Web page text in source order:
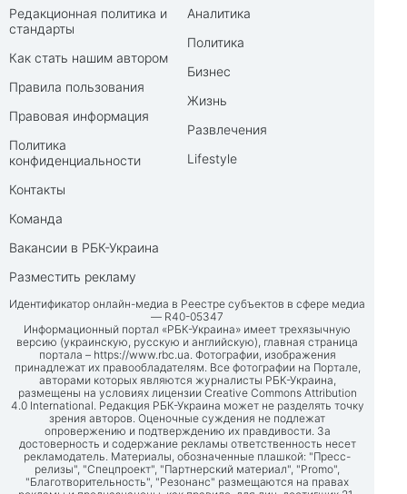
Редакционная политика и
стандарты
Как стать нашим автором
Правила пользования
Правовая информация
Политика
конфиденциальности
Контакты
Команда
Вакансии в РБК-Украина
Разместить рекламу
Аналитика
Политика
Бизнес
Жизнь
Развлечения
Lifestyle
Идентификатор онлайн-медиа в Реестре субъектов в сфере медиа
— R40-05347
Информационный портал «РБК-Украина» имеет трехязычную
версию (украинскую, русскую и английскую), главная страница
портала – https://www.rbc.ua. Фотографии, изображения
принадлежат их правообладателям. Все фотографии на Портале,
авторами которых являются журналисты РБК-Украина,
размещены на условиях лицензии Creative Commons Attribution
4.0 International. Редакция РБК-Украина может не разделять точку
зрения авторов. Оценочные суждения не подлежат
опровержению и подтверждению их правдивости. За
достоверность и содержание рекламы ответственность несет
рекламодатель. Материалы, обозначенные плашкой: "Пресс-
релизы", "Спецпроект", "Партнерский материал", "Promo",
"Благотворительность", "Резонанс" размещаются на правах